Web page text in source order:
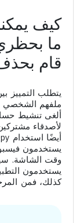
كيف
ما
قام
يتطلب التمييز
ملفهم الشخصي
ألغى تنشيط
لأصدقاء
يستخدمون
وقت الشاشة.
يستخدمون
كذلك، فمن